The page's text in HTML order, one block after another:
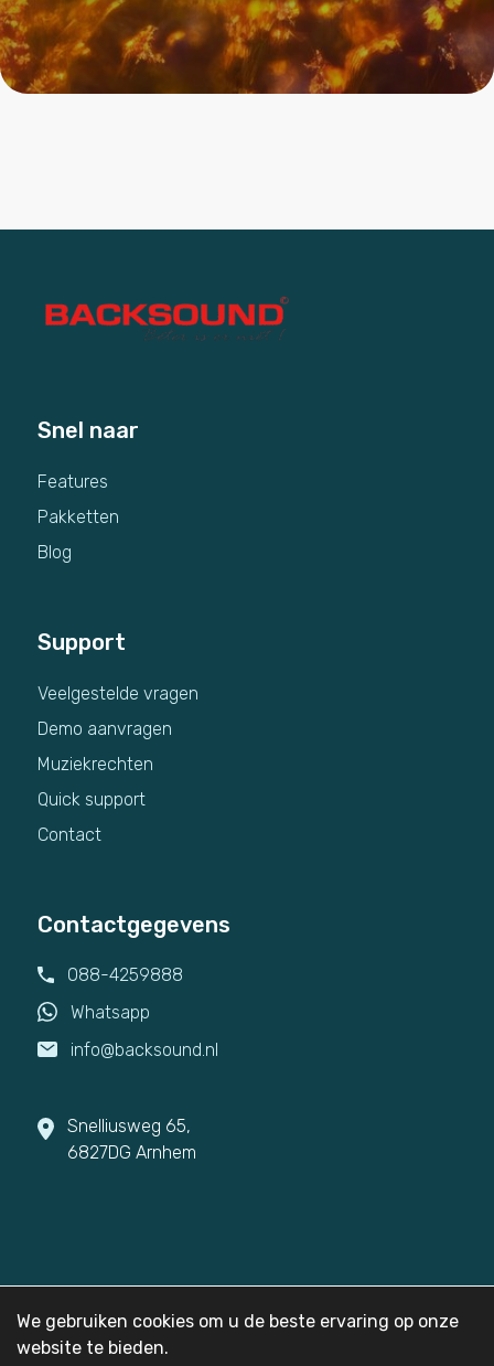
Snel naar
Features
Pakketten
Blog
Support
Veelgestelde vragen
Demo aanvragen
Muziekrechten
Quick support
Contact
Contactgegevens
088-4259888
Whatsapp
info@backsound.nl
Snelliusweg 65,
6827DG Arnhem
PrivacySitemap
We gebruiken cookies om u de beste ervaring op onze
website te bieden.